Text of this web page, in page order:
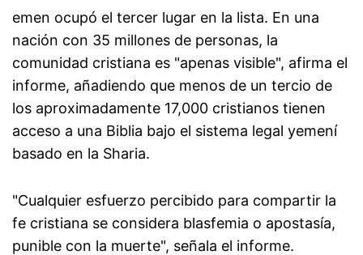
emen ocupó el tercer lugar en la lista. En una
nación con 35 millones de personas, la
comunidad cristiana es "apenas visible", afirma el
informe, añadiendo que menos de un tercio de
los aproximadamente 17,000 cristianos tienen
acceso a una Biblia bajo el sistema legal yemení
basado en la Sharia.
"Cualquier esfuerzo percibido para compartir la
fe cristiana se considera blasfemia o apostasía,
punible con la muerte", señala el informe.